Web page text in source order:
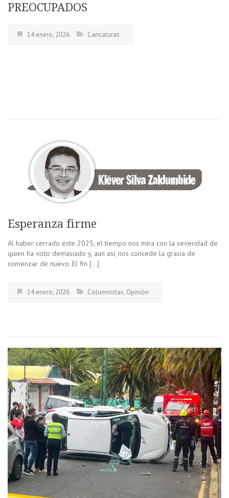
PREOCUPADOS
14 enero, 2026 Caricaturas
Esperanza firme
Al haber cerrado este 2025, el tiempo nos mira con la severidad de
quien ha visto demasiado y, aun así, nos concede la gracia de
comenzar de nuevo. El fin […]
14 enero, 2026 Columnistas, Opinión